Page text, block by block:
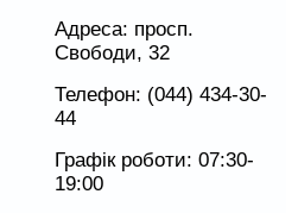
Адреса: просп.
Свободи, 32
Телефон: (044) 434-30-
44
Графік роботи: 07:30-
19:00